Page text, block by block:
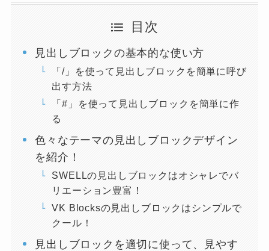
目次
見出しブロックの基本的な使い方
「/」を使って見出しブロックを簡単に呼び
出す方法
「#」を使って見出しブロックを簡単に作
る
色々なテーマの見出しブロックデザイン
を紹介！
SWELLの見出しブロックはオシャレでバ
リエーション豊富！
VK Blocksの見出しブロックはシンプルで
クール！
見出しブロックを適切に使って、見やす